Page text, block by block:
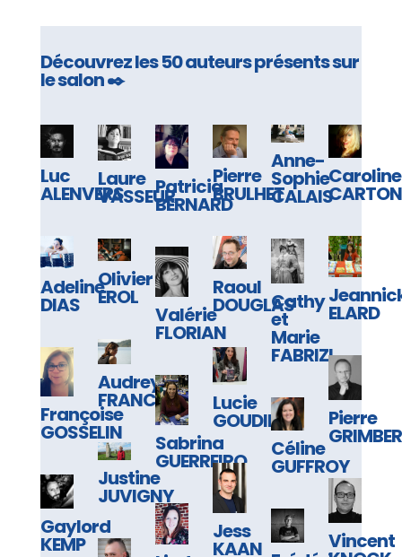
Découvrez les 50 auteurs présents sur
le salon ✒️
Luc
ALENVERS
Laure
VASSEURPatricia
BERNARD
Pierre
BRULHET
Anne-
Sophie
CALAIS
Caroline
CARTON
Adeline
DIAS
Raoul
DOUGLAS ELARD
Olivier
EROL Cathy
et
Marie
FABRIZI
Valérie
FLORIAN
Audrey
FRANCAIX
Françoise
GOSSELIN
Lucie
GOUDIN Pierre
Sabrina
GUERREIRO Céline
GUFFROY
Justine
JUVIGNY
Jess
KAAN
Gaylord
KEMP Vincent